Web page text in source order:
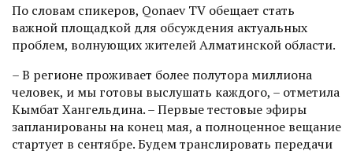
По словам спикеров, Qonaev TV обещает стать
важной площадкой для обсуждения актуальных
проблем, волнующих жителей Алматинской области.
– В регионе проживает более полутора миллиона
человек, и мы готовы выслушать каждого, – отметила
Кымбат Хангельдина. – Первые тестовые эфиры
запланированы на конец мая, а полноценное вещание
стартует в сентябре. Будем транслировать передачи